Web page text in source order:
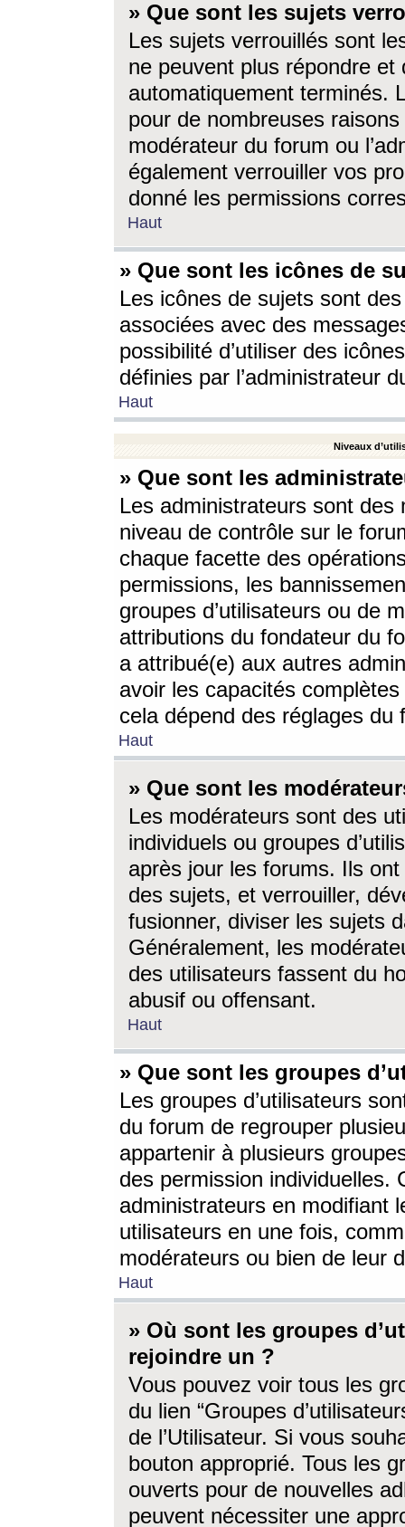
» Que sont les sujets
Les sujets verrouillés sont
ne peuvent plus répondre
automatiquement terminés.
pour de nombreuses
modérateur du forum ou
également verrouiller vos
donné les permissions
Haut
» Que sont les icônes de
Les icônes de sujets sont
associées avec des
possibilité d’utiliser des
définies par l’administrateur
Haut
Niveaux
» Que sont les
Les administrateurs sont
niveau de contrôle sur le
chaque facette des
permissions, les
groupes d’utilisateurs ou de
attributions du fondateur du
a attribué(e) aux autres
avoir les capacités
cela dépend des réglages du
Haut
» Que sont les
Les modérateurs sont des
individuels ou groupes
après jour les forums. Ils ont
des sujets, et verrouiller,
fusionner, diviser les sujets
Généralement, les
des utilisateurs fassent du
abusif ou offensant.
Haut
» Que sont les groupes
Les groupes d’utilisateurs
du forum de regrouper
appartenir à plusieurs
des permission individuelles.
administrateurs en modifiant
utilisateurs en une fois,
modérateurs ou bien de leur
Haut
» Où sont les groupes
rejoindre un ?
Vous pouvez voir tous les
du lien “Groupes
de l’Utilisateur. Si vous
bouton approprié. Tous les
ouverts pour de nouvelles
peuvent nécessiter une